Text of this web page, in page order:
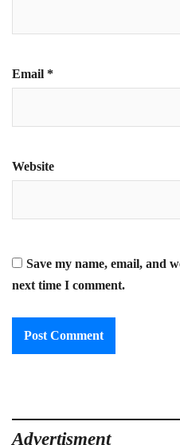
Email *
Website
Save my name, email, and
next time I comment.
Advertisment